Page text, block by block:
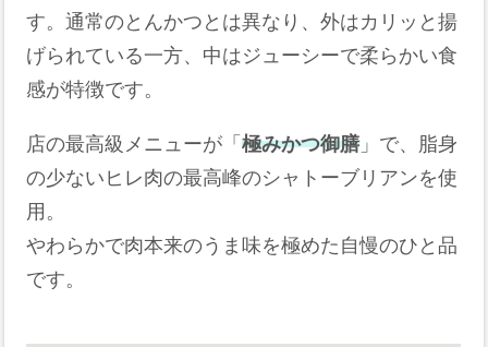
す。通常のとんかつとは異なり、外はカリッと揚
げられている一方、中はジューシーで柔らかい食
感が特徴です。
店の最高級メニューが「極みかつ御膳」で、脂身
の少ないヒレ肉の最高峰のシャトーブリアンを使
用。
やわらかで肉本来のうま味を極めた自慢のひと品
です。